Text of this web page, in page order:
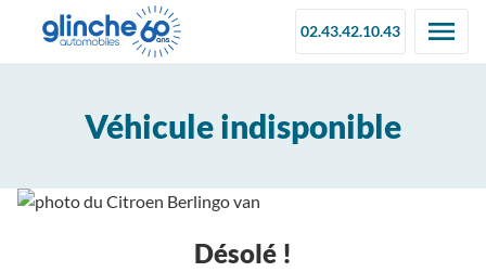
02.43.42.10.43
Véhicule indisponible
Désolé !